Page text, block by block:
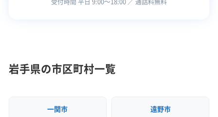
この解体業者の特徴
対応工事 土木工事 外構工事
岩手県の市区町村一覧
一関市 遠野市